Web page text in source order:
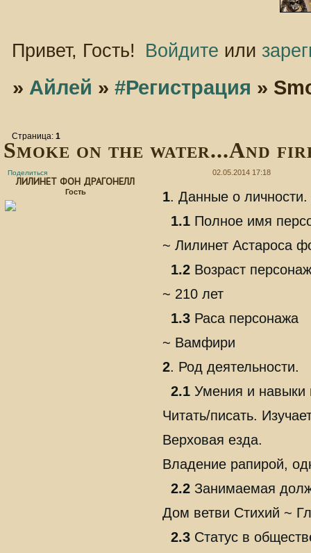
Привет, Гость! Войдите или
» Айлей »#Регистрация »
Smoke on the water...And
Страница:1
Поделиться 02.05.2014 17:18
ЛИЛИНЕТ ФОН ДРАГОНЕЛЛ
Гость 1. Данные о личности.
1.1 Полное имя
~ Лилинет Астароса
1.2 Возраст
~ 210 лет
1.3 Раса персонажа
~ Вамфири
2. Род деятельности.
2.1 Умения и навыки
Читать/писать.
Верховая езда.
Владение рапирой,
2.2 Занимаемая
Дом ветви Стихий ~
2.3 Статус в